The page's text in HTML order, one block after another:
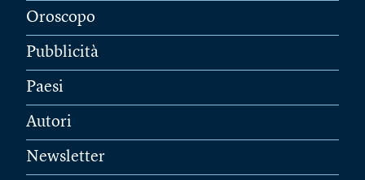
Oroscopo
Pubblicità
Paesi
Autori
Newsletter